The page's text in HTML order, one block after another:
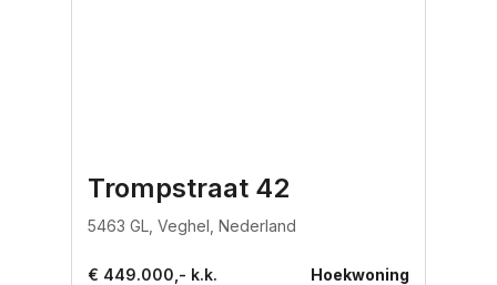
Trompstraat 42
5463 GL, Veghel, Nederland
€ 449.000,- k.k. Hoekwoning